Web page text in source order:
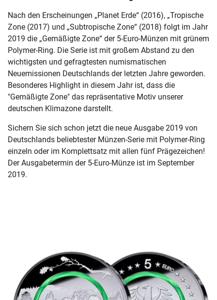
Nach den Erscheinungen „Planet Erde“ (2016), „Tropische
Zone (2017) und „Subtropische Zone“ (2018) folgt im Jahr
2019 die „Gemäßigte Zone“ der 5-Euro-Münzen mit grünem
Polymer-Ring. Die Serie ist mit großem Abstand zu den
wichtigsten und gefragtesten numismatischen
Neuemissionen Deutschlands der letzten Jahre geworden.
Besonderes Highlight in diesem Jahr ist, dass die
"Gemäßigte Zone" das repräsentative Motiv unserer
deutschen Klimazone darstellt.
Sichern Sie sich schon jetzt die neue Ausgabe 2019 von
Deutschlands beliebtester Münzen-Serie mit Polymer-Ring
einzeln oder im Komplettsatz mit allen fünf Prägezeichen!
Der Ausgabetermin der 5-Euro-Münze ist im September
2019.